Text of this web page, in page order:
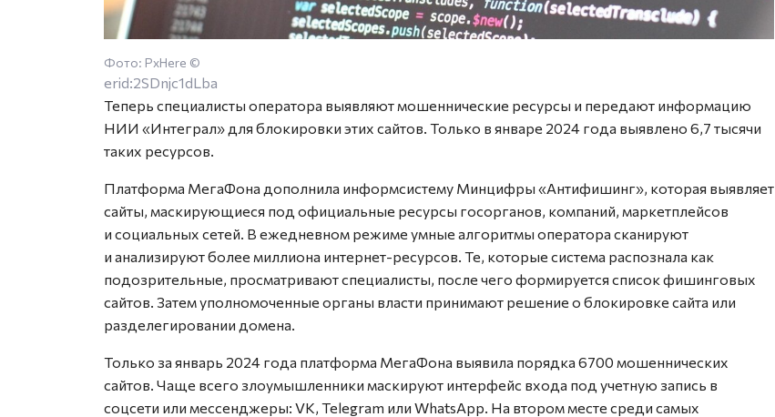
Фото: PxHere ©
erid:2SDnjc1dLba
Теперь специалисты оператора выявляют мошеннические ресурсы и передают информацию
НИИ «Интеграл» для блокировки этих сайтов. Только в январе 2024 года выявлено 6,7 тысячи
таких ресурсов.
Платформа МегаФона дополнила информсистему Минцифры «Антифишинг», которая выявляет
сайты, маскирующиеся под официальные ресурсы госорганов, компаний, маркетплейсов
и социальных сетей. В ежедневном режиме умные алгоритмы оператора сканируют
и анализируют более миллиона интернет-ресурсов. Те, которые система распознала как
подозрительные, просматривают специалисты, после чего формируется список фишинговых
сайтов. Затем уполномоченные органы власти принимают решение о блокировке сайта или
разделегировании домена.
Только за январь 2024 года платформа МегаФона выявила порядка 6700 мошеннических
сайтов. Чаще всего злоумышленники маскируют интерфейс входа под учетную запись в
соцсети или мессенджеры: VK, Telegram или WhatsApp. На втором месте среди самых